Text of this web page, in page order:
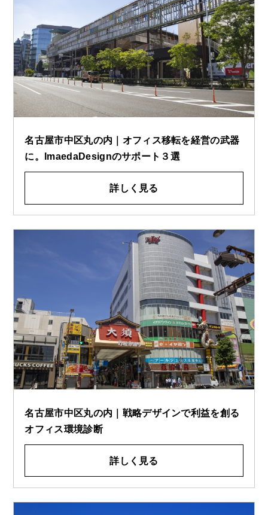
名古屋市中区丸の内｜オフィス移転を経営の武器
に。ImaedaDesignのサポート３選
詳しく見る
名古屋市中区丸の内｜戦略デザインで利益を創る
オフィス環境診断
詳しく見る